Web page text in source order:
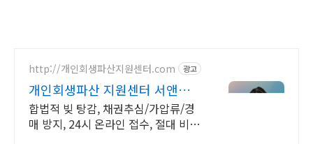
http://개인회생파산지원센터.com 광고
개인회생파산 지원센터 서앤율
빚탕감 모든 채무 해결
합법적 빚 탕감, 채권추심/가압류/경
매 방지, 24시 온라인 접수, 절대 비밀